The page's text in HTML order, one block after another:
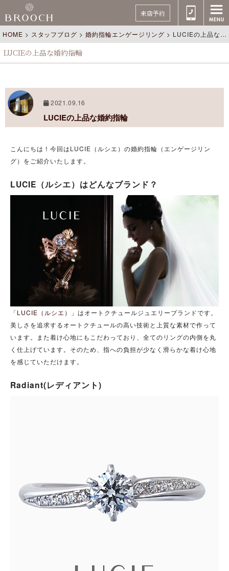
来店予約
HOME > スタッフブログ >婚約指輪エンゲージリング > LUCIEの上品な婚約指輪
LUCIEの上品な婚約指輪
2021.09.16
LUCIEの上品な婚約指輪
こんにちは！今回はLUCIE（ルシエ）の婚約指輪（エンゲージリン
グ）をご紹介いたします。
LUCIE（ルシエ）はどんなブランド？
「LUCIE（ルシエ）
」はオートクチュールジュエリーブランドです。
美しさを追求するオートクチュールの高い技術と上質な素材で作って
います。また着け心地にもこだわっており、全てのリングの内側を丸
く仕上げています。そのため、指への負担が少なく滑らかな着け心地
を感じていただけます。
Radiant(レディアント)